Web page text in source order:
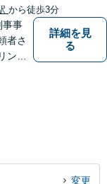
から徒歩3分
事事
者さ
ング
詳細を見
る
変更